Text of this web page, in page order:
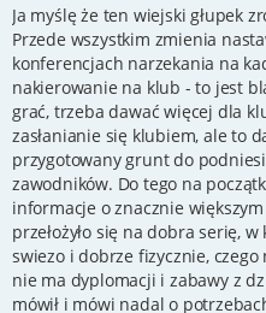
s
Ja myślę że ten wiejski głupek
Przede wszystkim zmienia
konferencjach narzekania na
nakierowanie na klub - to jest
grać, trzeba dawać więcej dla
zasłanianie się klubiem, ale to
przygotowany grunt do
zawodników. Do tego na
informacje o znacznie
przełożyło się na dobra serię,
swiezo i dobrze fizycznie,
nie ma dyplomacji i zabawy z
mówił i mówi nadal o